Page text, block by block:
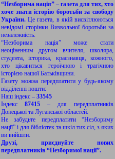
“Незборима нація” – газета для тих, хто
хоче знати історію боротьби за свободу
України.Це газета, в якій висвітлюються
невідомі сторінки Визвольної боротьби за
незалежність.
“Незборима нація” може стати
неоціненним другом вчителя, школяра,
студента, історика, краєзнавця, кожного,
хто цікавиться героїчною і трагічною
історією нашої Батьківщини.
Газету можна передплатити у будь-якому
відділенні пошти:
Наш індекс – 33545
Індекс 87415 – для передплатників
Донецької та Луганської областей.
Не забудьте передплатити “Незбориму
нації” і для бібліотек та шкіл тих сіл, з яких
ви вийшли.
Друзі, приєднуйте нових
передплатників “Незборимої нації”.